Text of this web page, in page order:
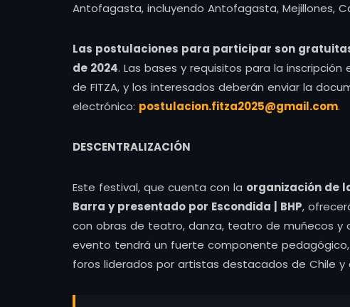
Antofagasta, incluyendo Antofagasta, Mejillones,
Las postulaciones para participar son
de 2024. Las bases y requisitos para la
de FITZA, y los interesados deberán enviar la
electrónico: postulacion.fitza2025@gmail.com.
DESCENTRALIZACIÓN
Este festival, que cuenta con la organización de
Barra y presentado por Escondida | BHP,
con obras de teatro, danza, teatro de muñecos y
evento tendrá un fuerte componente
foros liderados por artistas destacados de Chile y